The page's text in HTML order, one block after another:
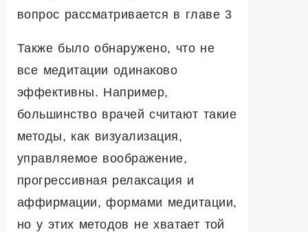
вопрос рассматривается в главе 3
Также было обнаружено, что не
все медитации одинаково
эффективны. Например,
большинство врачей считают такие
методы, как визуализация,
управляемое воображение,
прогрессивная релаксация и
аффирмации, формами медитации,
но у этих методов не хватает той